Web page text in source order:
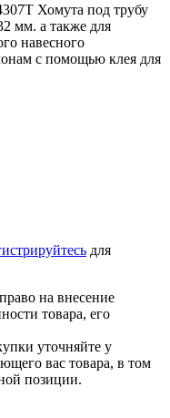
Хомута под трубу
мм. а также для
навесного
с помощью клея для
для
на внесение
товара, его
уточняйте у
вас товара, в том
позиции.